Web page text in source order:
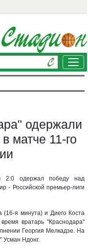
одержали
матче 11-го
2:0 одержал победу над
- Российской премьер-лиги
я минута) и Диего Коста
вратарь "Краснодара"
Георгия Мелкадзе. На
Усман Ндонг.